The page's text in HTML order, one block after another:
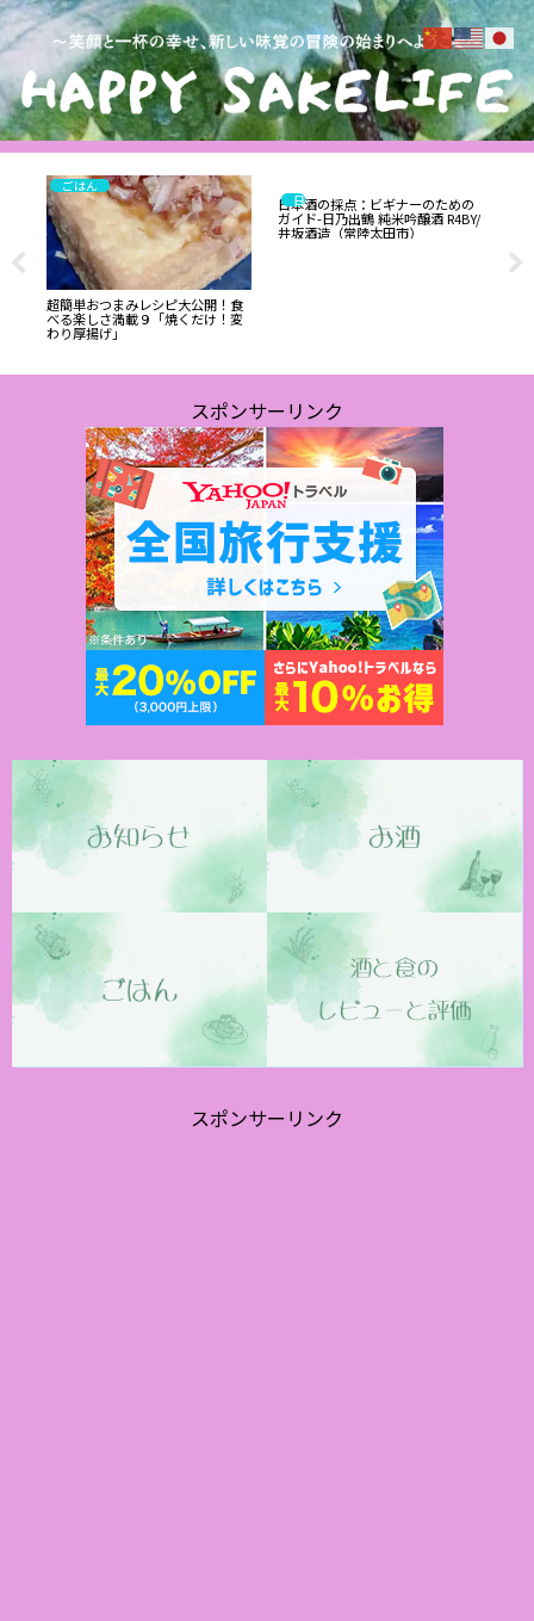
ごはん
超簡単おつまみレシピ大公開！食
べる楽しさ満載９「焼くだけ！変
わり厚揚げ」
日本酒
日本酒の採点：ビギナーのための
ガイド-日乃出鶴 純米吟醸酒 R4BY/
井坂酒造（常陸太田市）
スポンサーリンク
スポンサーリンク